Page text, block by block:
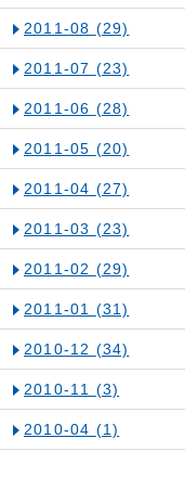
2011-08 (29)
2011-07 (23)
2011-06 (28)
2011-05 (20)
2011-04 (27)
2011-03 (23)
2011-02 (29)
2011-01 (31)
2010-12 (34)
2010-11 (3)
2010-04 (1)